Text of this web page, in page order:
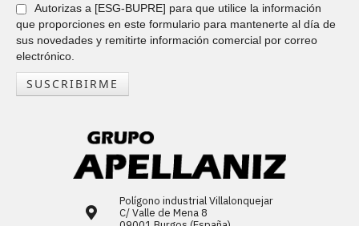
Autorizas a [ESG-BUPRE] para que utilice la información
que proporciones en este formulario para mantenerte al día de
sus novedades y remitirte información comercial por correo
electrónico.
SUSCRIBIRME
Polígono industrial Villalonquejar
C/ Valle de Mena 8